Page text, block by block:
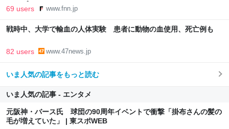
FNNプライムオンライン
69 users www.fnn.jp
戦時中、大学で輸血の人体実験 患者に動物の血使用、死亡例も
82 users www.47news.jp
いま人気の記事をもっと読む
いま人気の記事 - エンタメ
元阪神・バース氏 球団の90周年イベントで衝撃「掛布さんの髪の
毛が増えていた」 | 東スポWEB